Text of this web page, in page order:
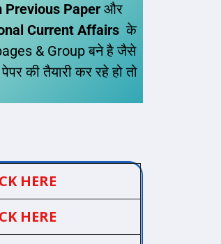
Previous Paper और
Current Affairs के
& Group बने है जैसे
की तैयारी कर रहे हो तो
HERE
HERE